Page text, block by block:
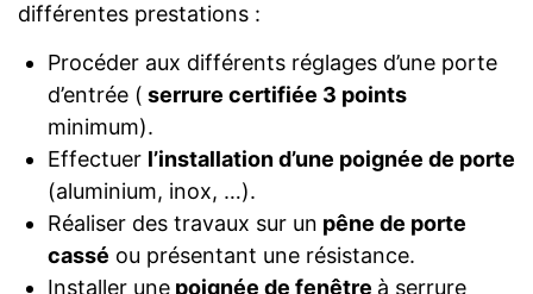
différentes prestations :
Procéder aux différents réglages d’une porte
d’entrée ( serrure certifiée 3 points
minimum).
Effectuer l’installation d’une poignée de porte
(aluminium, inox, …).
Réaliser des travaux sur un pêne de porte
cassé ou présentant une résistance.
Installer unepoignée de fenêtre à serrure